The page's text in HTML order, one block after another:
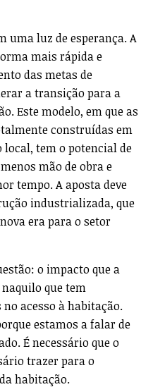
uma luz de esperança. A
mais rápida e
das metas de
a transição para a
Este modelo, em que as
construídas em
tem o potencial de
mão de obra e
tempo. A aposta deve
industrializada, que
era para o setor
o impacto que a
que tem
acesso à habitação.
estamos a falar de
É necessário que o
trazer para o
habitação.